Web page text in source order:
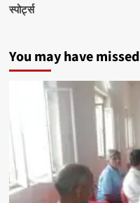
स्पोर्ट्स
You may have missed